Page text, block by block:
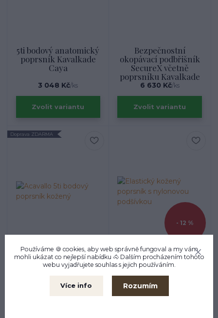
5ti bodový anatomický
poprsník Kavalkade
Caya
3 048 Kč/ks
Zvolit variantu
Bezpečnostní
okopávací podbřišník
SecureX včetně
poprsníku Kavalkade
6 630 Kč/ks
Zvolit variantu
Doprava ZDARMA
Acavallo 5ti bodový
poprsník kožený
- 12 %
Elastický kožený
poprsník s nylonovou
podšívkou
1 763 Kč
Používáme 🍪 cookies, aby web správně fungoval a my vám
mohli ukázat co nejlepší nabídku 🐴 Dalším procházením tohoto
webu vyjadřujete souhlas s jejich používáním.
Více info Rozumím